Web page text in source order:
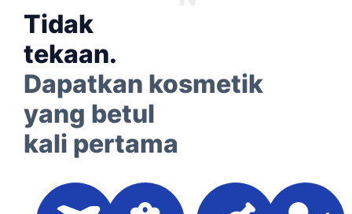
Tidak
tekaan.
Dapatkan kosmetik
yang betul
kali pertama